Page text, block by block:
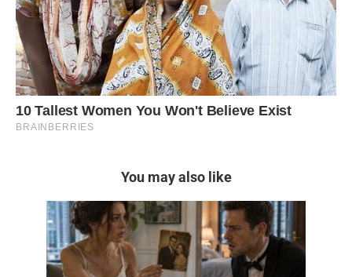
You may also like